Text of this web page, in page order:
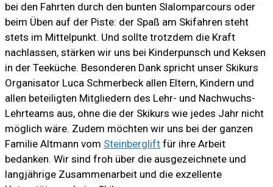
bei den Fahrten durch den bunten Slalomparcours oder
beim Üben auf der Piste: der Spaß am Skifahren steht
stets im Mittelpunkt. Und sollte trotzdem die Kraft
nachlassen, stärken wir uns bei Kinderpunsch und Keksen
in der Teeküche. Besonderen Dank spricht unser Skikurs
Organisator Luca Schmerbeck allen Eltern, Kindern und
allen beteiligten Mitgliedern des Lehr- und Nachwuchs-
Lehrteams aus, ohne die der Skikurs wie jedes Jahr nicht
möglich wäre. Zudem möchten wir uns bei der ganzen
Familie Altmann vom Steinberglift für ihre Arbeit
bedanken. Wir sind froh über die ausgezeichnete und
langjährige Zusammenarbeit und die exzellente